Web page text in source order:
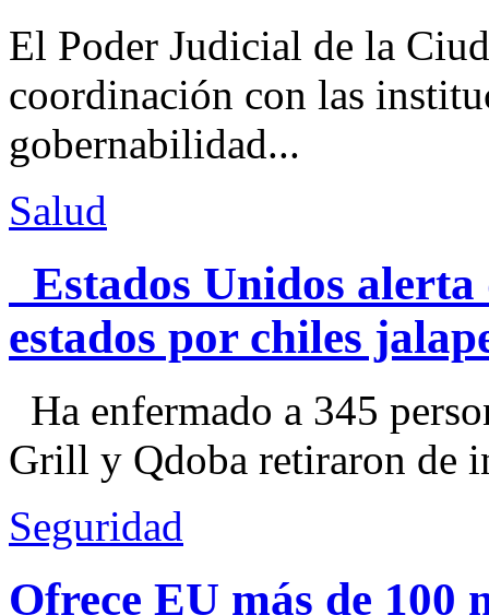
El Poder Judicial de la
coordinación con las
gobernabilidad...
Salud
Estados Unidos alerta
estados por chiles
Ha enfermado a 345
Grill y Qdoba retiraron de
Seguridad
Ofrece EU más de 100